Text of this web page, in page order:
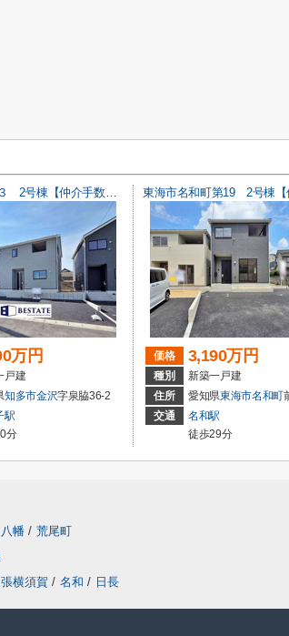
知多市金沢第３ 2号棟【仲介手数料0円】
万円
戸建
知多市金沢字泉脇36-2
駅
分
価格 3,190万円
種別
新築一戸建
住所
愛知県東海市名和町
交通
名和駅
徒歩29分
八幡 / 荒尾町
横須賀 / 名和 / 日長